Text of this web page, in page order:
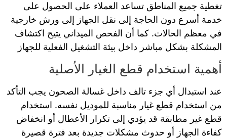
تغطية جميع المناطق تساعد العملاء على الحصول على
خدمة أسرع دون الحاجة إلى نقل الجهاز إلى ورش خارجية
في معظم الحالات. كما أن الفحص الميداني يتيح اكتشاف
المشكلة بشكل مباشر داخل بيئة التشغيل الفعلية للجهاز
أهمية استخدام قطع الغيار الأصلية
عند استبدال أي جزء تالف داخل غسالة الصحون يجب التأكد
من استخدام قطع غيار مناسبة للموديل نفسه. استخدام
قطع غير مطابقة قد يؤدي إلى تكرار الأعطال أو انخفاض
كفاءة الجهاز أو حدوث مشكلات جديدة بعد فترة قصيرة